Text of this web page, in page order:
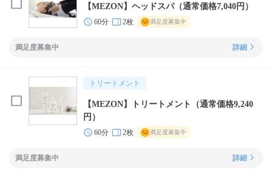
【MEZON】ヘッドスパ（通常価格7,040円）
60分 2枚 満足度募集中
満足度募集中 詳細
トリートメント
【MEZON】トリートメント（通常価格9,240
円）
60分 2枚 満足度募集中
満足度募集中 詳細